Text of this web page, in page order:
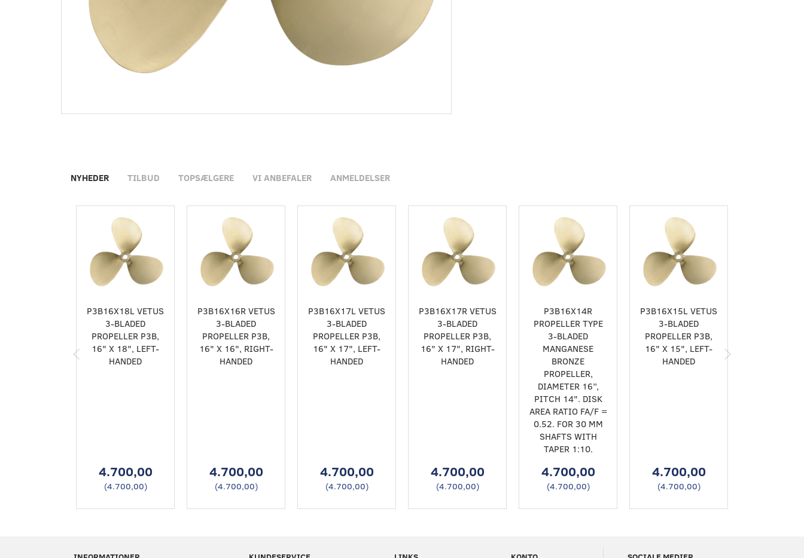
NYHEDER TILBUD TOPSÆLGERE VI ANBEFALER ANMELDELSER
P3B16X18L VETUS
3-BLADED
PROPELLER P3B,
16" X 18", LEFT-
HANDED
4.700,00
(4.700,00)
P3B16X16R VETUS
3-BLADED
PROPELLER P3B,
16" X 16", RIGHT-
HANDED
4.700,00
(4.700,00)
P3B16X17L VETUS
3-BLADED
PROPELLER P3B,
16" X 17", LEFT-
HANDED
4.700,00
(4.700,00)
P3B16X17R VETUS
3-BLADED
PROPELLER P3B,
16" X 17", RIGHT-
HANDED
4.700,00
(4.700,00)
P3B16X14R
PROPELLER TYPE
3-BLADED
MANGANESE
BRONZE
PROPELLER,
DIAMETER 16”,
PITCH 14". DISK
AREA RATIO FA/F =
0.52. FOR 30 MM
SHAFTS WITH
TAPER 1:10.
4.700,00
(4.700,00)
P3B16X15L VETUS
3-BLADED
PROPELLER P3B,
16" X 15", LEFT-
HANDED
4.700,00
(4.700,00)